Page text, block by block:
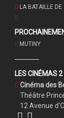
LA BATAILLE DE
MUTINY
LES CINÉMAS
Cinéma des
Théâtre
12 Avenue